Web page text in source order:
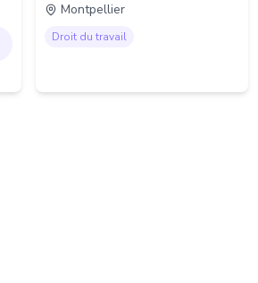
Montpellier
Droit du travail